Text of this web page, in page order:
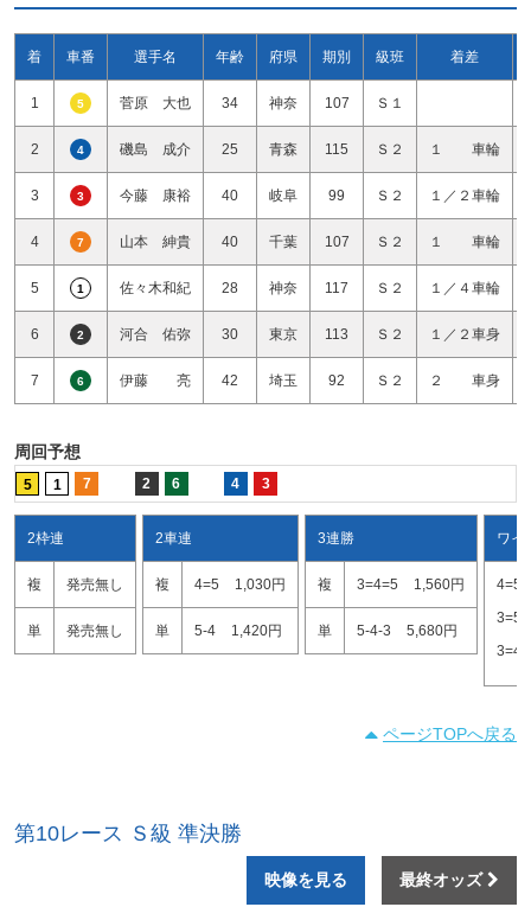
着 車番 選手名 年齢 府県 期別 級班 着差
1 5 菅原 大也 34 神奈 107 Ｓ１
2 4 磯島 成介 25 青森 115 Ｓ２ １ 車輪
3 3 今藤 康裕 40 岐阜 99 Ｓ２ １／２車輪
4 7 山本 紳貴 40 千葉 107 Ｓ２ １ 車輪
5 1 佐々木和紀 28 神奈 117 Ｓ２ １／４車輪
6 2 河合 佑弥 30 東京 113 Ｓ２ １／２車身
7 6 伊藤 亮 42 埼玉 92 Ｓ２ ２ 車身
周回予想
5 1 7 2 6 4 3
2枠連
複 発売無し
単 発売無し
2車連
複 4=5 1,030円
単 5-4 1,420円
3連勝
複 3=4=5 1,560円
単 5-4-3 5,680円
ワイ
4=5
3=5
3=4
ページTOPへ戻る
第10レース Ｓ級 準決勝
映像を見る 最終オッズ